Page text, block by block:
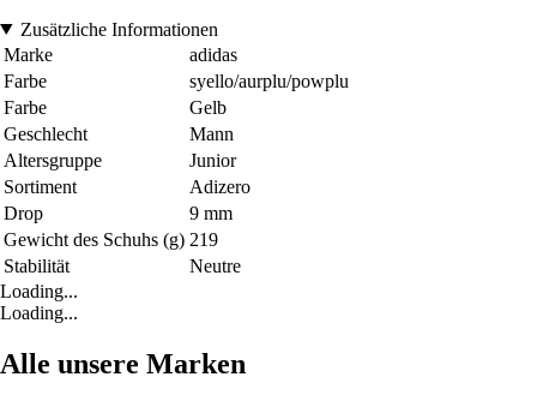
Zusätzliche Informationen
Marke
adidas
Farbe
syello/aurplu/powplu
Farbe
Gelb
Geschlecht
Mann
Altersgruppe
Junior
Sortiment
Adizero
Drop
9 mm
Gewicht des Schuhs (g) 219
Stabilität
Neutre
Loading...
Loading...
Alle unsere Marken